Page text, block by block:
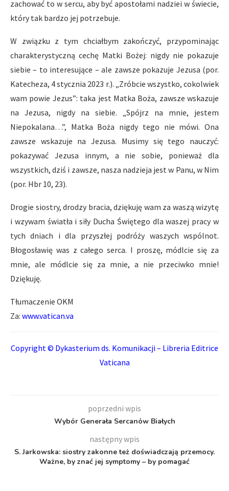
zachować to w sercu, aby być apostołami nadziei w świecie,
który tak bardzo jej potrzebuje.
W związku z tym chciałbym zakończyć, przypominając
charakterystyczną cechę Matki Bożej: nigdy nie pokazuje
siebie – to interesujące – ale zawsze pokazuje Jezusa (por.
Katecheza, 4 stycznia 2023 r.). „Zróbcie wszystko, cokolwiek
wam powie Jezus”: taka jest Matka Boża, zawsze wskazuje
na Jezusa, nigdy na siebie. „Spójrz na mnie, jestem
Niepokalana…”, Matka Boża nigdy tego nie mówi. Ona
zawsze wskazuje na Jezusa. Musimy się tego nauczyć:
pokazywać Jezusa innym, a nie sobie, ponieważ dla
wszystkich, dziś i zawsze, nasza nadzieja jest w Panu, w Nim
(por. Hbr 10, 23).
Drogie siostry, drodzy bracia, dziękuję wam za waszą wizytę
i wzywam światła i siły Ducha Świętego dla waszej pracy w
tych dniach i dla przyszłej podróży waszych wspólnot.
Błogosławię was z całego serca. I proszę, módlcie się za
mnie, ale módlcie się za mnie, a nie przeciwko mnie!
Dziękuję.
Tłumaczenie OKM
Za: www.vatican.va
Copyright © Dykasterium ds. Komunikacji – Libreria Editrice
Vaticana
poprzedni wpis
Wybór Generała Sercanów Białych
następny wpis
S. Jarkowska: siostry zakonne też doświadczają przemocy.
Ważne, by znać jej symptomy – by pomagać